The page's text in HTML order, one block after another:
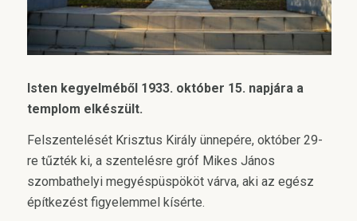
Isten kegyelméből 1933. október 15. napjára a
templom elkészült.
Felszentelését Krisztus Király ünnepére, október 29-
re tűzték ki, a szentelésre gróf Mikes János
szombathelyi megyéspüspököt várva, aki az egész
építkezést figyelemmel kísérte.